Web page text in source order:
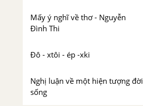
Mấy ý nghĩ về thơ - Nguyễn
Đình Thi
Đô - xtôi - ép -xki
Nghị luận về một hiện tượng đời
sống